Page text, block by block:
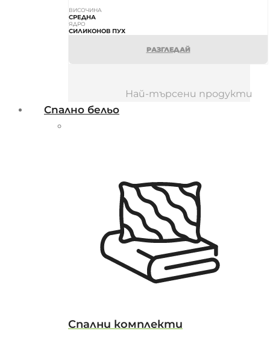
ВИСОЧИНА
СРЕДНА
ЯДРО
СИЛИКОНОВ ПУХ
РАЗГЛЕДАЙ
Най-търсени продукти
Спално бельо
Спални комплекти